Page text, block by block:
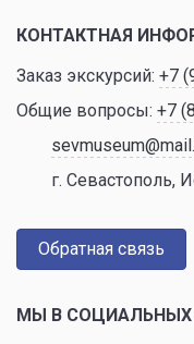
КОНТАКТНАЯ
Заказ экскурсий: +7
Общие вопросы: +7
г. Севастополь,
Обратная связь
МЫ В СОЦИАЛЬНЫХ